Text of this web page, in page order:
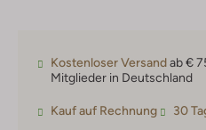
Kostenloser Versandab €
Mitglieder in Deutschland
Kauf auf Rechnung 30